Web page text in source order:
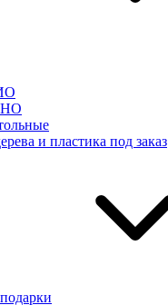
и пластика под заказ